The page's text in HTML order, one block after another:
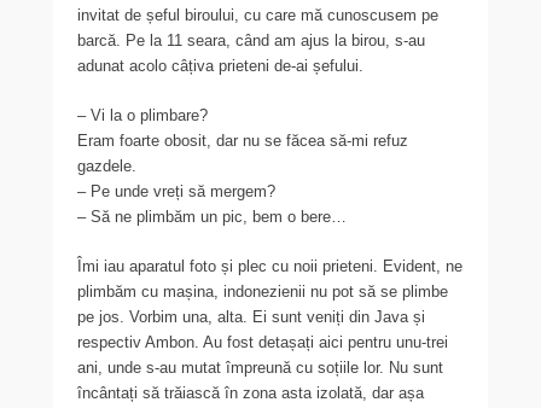
invitat de șeful biroului, cu care mă cunoscusem pe
barcă. Pe la 11 seara, când am ajus la birou, s-au
adunat acolo câțiva prieteni de-ai șefului.
– Vi la o plimbare?
Eram foarte obosit, dar nu se făcea să-mi refuz
gazdele.
– Pe unde vreți să mergem?
– Să ne plimbăm un pic, bem o bere…
Îmi iau aparatul foto și plec cu noii prieteni. Evident, ne
plimbăm cu mașina, indonezienii nu pot să se plimbe
pe jos. Vorbim una, alta. Ei sunt veniți din Java și
respectiv Ambon. Au fost detașați aici pentru unu-trei
ani, unde s-au mutat împreună cu soțiile lor. Nu sunt
încântați să trăiască în zona asta izolată, dar așa